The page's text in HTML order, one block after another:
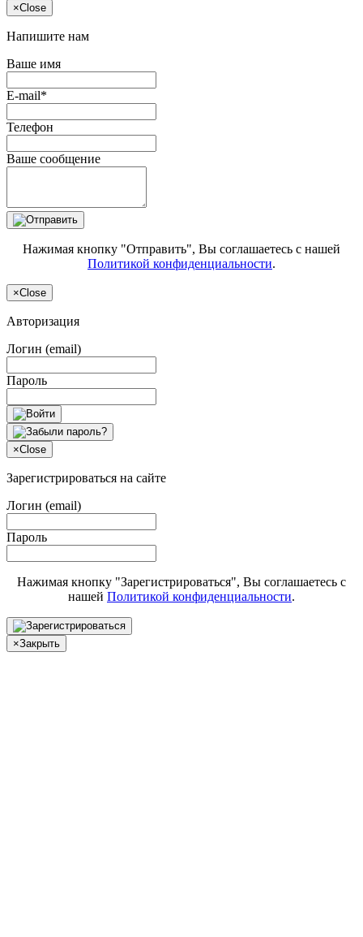
×Close
Напишите нам
Ваше имя
E-mail*
Телефон
Ваше сообщение
Нажимая кнопку "Отправить", Вы соглашаетесь с нашей
Политикой конфиденциальности.
×Close
Авторизация
Логин (email)
Пароль
×Close
Зарегистрироваться на сайте
Логин (email)
Пароль
Нажимая кнопку "Зарегистрироваться", Вы соглашаетесь с
нашей Политикой конфиденциальности.
×Закрыть